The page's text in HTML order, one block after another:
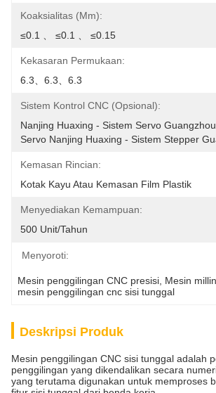
Koaksialitas (mm):
≤0.1 、 ≤0.1 、 ≤0.15
Kekasaran Permukaan:
6.3、6.3、6.3
Sistem Kontrol CNC (Opsional):
Nanjing Huaxing - Sistem Servo
Servo Nanjing Huaxing - Sistem Stepper
Kemasan Rincian:
Kotak Kayu Atau Kemasan Film Plastik
Menyediakan Kemampuan:
500 Unit/tahun
Menyoroti:
Mesin penggilingan CNC presisi Mesin
mesin penggilingan cnc sisi tunggal
Deskripsi Produk
Mesin penggilingan CNC sisi tunggal adalah
penggilingan yang dikendalikan secara
yang terutama digunakan untuk memproses